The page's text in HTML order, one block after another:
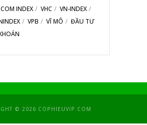
INDEX VHC
VN-INDEX
VPB VĨ MÔ
ĐẦU TƯ
© 2026 COPHIEUVIP.COM